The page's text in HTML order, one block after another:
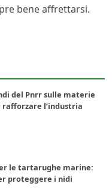
bene affrettarsi.
del Pnrr sulle materie
l’industria
le tartarughe marine:
proteggere i nidi